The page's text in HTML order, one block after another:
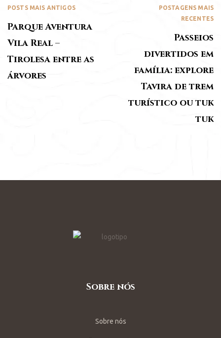
POSTS MAIS ANTIGOS
Parque Aventura
Vila Real –
Tirolesa entre as
árvores
POSTAGENS MAIS
RECENTES
Passeios
divertidos em
família: explore
Tavira de trem
turístico ou tuk
tuk
Sobre nós
Sobre nós